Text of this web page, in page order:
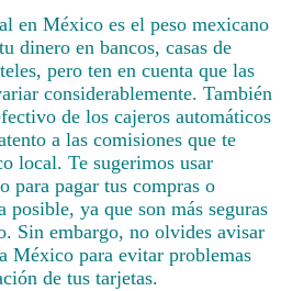
en México es el peso mexicano
dinero en bancos, casas de
pero ten en cuenta que las
considerablemente. También
de los cajeros automáticos
a las comisiones que te
local. Te sugerimos usar
para pagar tus compras o
posible, ya que son más seguras
Sin embargo, no olvides avisar
México para evitar problemas
de tus tarjetas.